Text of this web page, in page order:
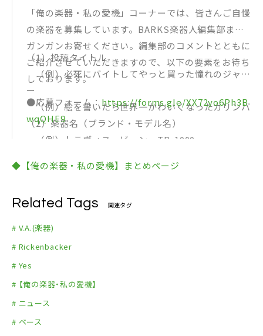
「俺の楽器・私の愛機」コーナーでは、皆さんご自慢
の楽器を募集しています。BARKS楽器人編集部まで
ガンガンお寄せください。編集部のコメントとともに
ご紹介させていただきますので、以下の要素をお待ち
しております。
（1）投稿タイトル
（例）必死にバイトしてやっと買った憧れのジャガ
ー
（例）絵を書いたら世界一かわいくなったカリンバ
（2）楽器名（ブランド・モデル名）
（例）トラヴィス・ビーン TB-1000
（3）お名前 所在 年齢
（例）山田太郎さん 北区赤羽市 X歳
（4）説明・自慢トーク
る投稿をお待ちしております。
（5）写真
※最大5枚まで
●応募フォーム： https://forms.gle/XX72yo6Ph3B
wqQHE9
◆【俺の楽器・私の愛機】まとめページ
Related Tags 関連タグ
# V.A.(楽器)
# Rickenbacker
# Yes
# 【俺の楽器・私の愛機】
# ニュース
# ベース